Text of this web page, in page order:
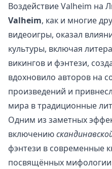
Воздействие Valheim на
Valheim, как и многие
видеоигры, оказал
культуры, включая
викингов и фэнтези,
вдохновило авторов на
произведений и
мира в традиционные
Одним из заметных
включению
фэнтези в современные
посвящённых